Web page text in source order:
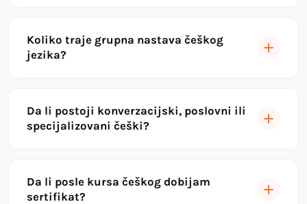
Koliko traje grupna nastava češkog
jezika?
Da li postoji konverzacijski, poslovni ili
specijalizovani češki?
Da li posle kursa češkog dobijam
sertifikat?